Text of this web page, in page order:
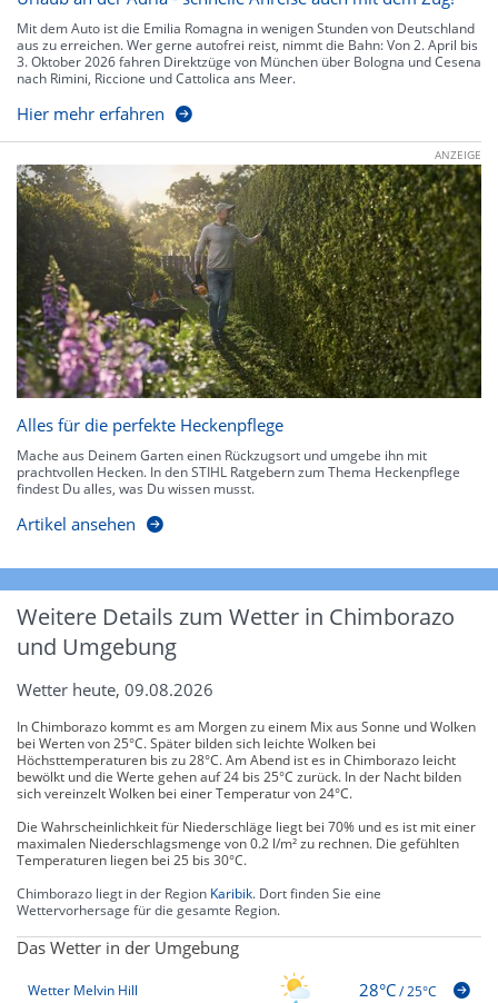
Mit dem Auto ist die Emilia Romagna in wenigen Stunden von Deutschland
aus zu erreichen. Wer gerne autofrei reist, nimmt die Bahn: Von 2. April bis
3. Oktober 2026 fahren Direktzüge von München über Bologna und Cesena
nach Rimini, Riccione und Cattolica ans Meer.
Hier mehr erfahren
ANZEIGE
Alles für die perfekte Heckenpflege
Mache aus Deinem Garten einen Rückzugsort und umgebe ihn mit
prachtvollen Hecken. In den STIHL Ratgebern zum Thema Heckenpflege
findest Du alles, was Du wissen musst.
Artikel ansehen
Weitere Details zum Wetter in Chimborazo
und Umgebung
Wetter heute, 09.08.2026
In Chimborazo kommt es am Morgen zu einem Mix aus Sonne und Wolken
bei Werten von 25°C. Später bilden sich leichte Wolken bei
Höchsttemperaturen bis zu 28°C. Am Abend ist es in Chimborazo leicht
bewölkt und die Werte gehen auf 24 bis 25°C zurück. In der Nacht bilden
sich vereinzelt Wolken bei einer Temperatur von 24°C.
Die Wahrscheinlichkeit für Niederschläge liegt bei 70% und es ist mit einer
maximalen Niederschlagsmenge von 0.2 l/m² zu rechnen. Die gefühlten
Temperaturen liegen bei 25 bis 30°C.
Chimborazo liegt in der Region Karibik. Dort finden Sie eine
Wettervorhersage für die gesamte Region.
Das Wetter in der Umgebung
Wetter Melvin Hill 28°C/25°C